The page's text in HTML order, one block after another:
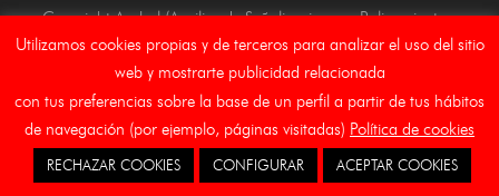
Copyright Asebal (Auxiliar de Señalizaciones y Balizamientos,
S.L.)
Inicio
Aviso Legal Canal Etico Cookies
Utilizamos cookies propias y de terceros para analizar el uso del sitio
web y mostrarte publicidad relacionada
con tus preferencias sobre la base de un perfil a partir de tus hábitos
de navegación (por ejemplo, páginas visitadas) Política de cookies
RECHAZAR COOKIES CONFIGURAR ACEPTAR COOKIES